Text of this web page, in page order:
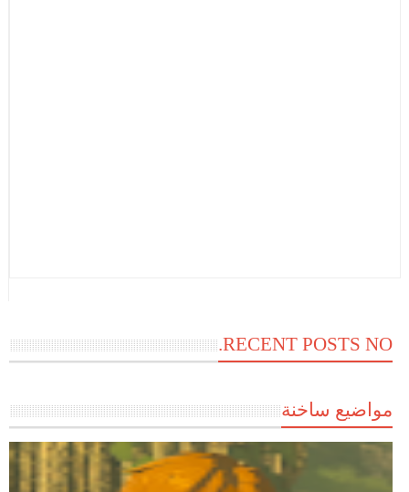
RECENT POSTS NO.
مواضيع ساخنة